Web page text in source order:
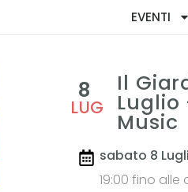
EVENTI
8
LUG
Il
Music
sabato 8
19:00 fino alle